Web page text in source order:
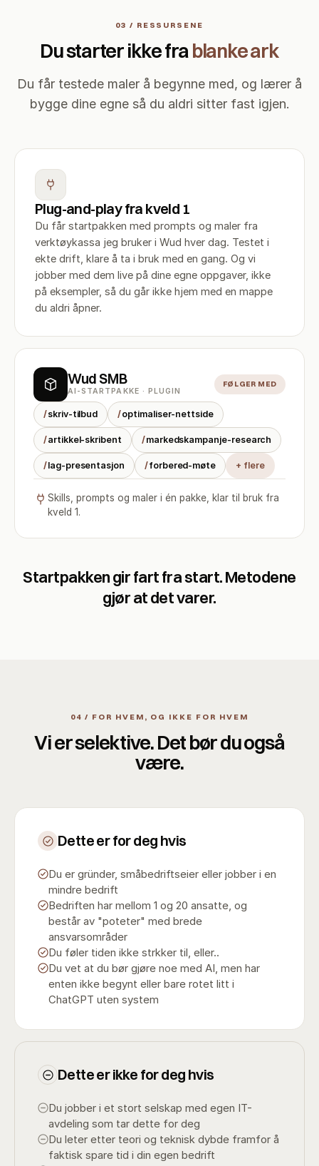
03 / RESSURSENE
Du starter ikke frablanke ark
Du får testede maler å begynne med, og lærer å
bygge dine egne så du aldri sitter fast igjen.
Plug-and-play fra kveld 1
Du får startpakken med prompts og maler fra
verktøykassa jeg bruker i Wud hver dag. Testet i
ekte drift, klare å ta i bruk med en gang. Og vi
jobber med dem live på dine egne oppgaver, ikke
på eksempler, så du går ikke hjem med en mappe
du aldri åpner.
Wud SMB
AI-STARTPAKKE · PLUGIN
FØLGER MED
/skriv-tilbud /optimaliser-nettside
/artikkel-skribent /markedskampanje-research
/lag-presentasjon /forbered-møte + flere
Skills, prompts og maler i én pakke, klar til bruk fra
kveld 1.
Startpakken gir fart fra start. Metodene
gjør at det varer.
04 / FOR HVEM, OG IKKE FOR HVEM
Vi er selektive. Det bør du også
være.
Dette er for deg hvis
Du er gründer, småbedriftseier eller jobber i en
mindre bedrift
Bedriften har mellom 1 og 20 ansatte, og
består av "poteter" med brede
ansvarsområder
Du føler tiden ikke strkker til, eller..
Du vet at du bør gjøre noe med AI, men har
enten ikke begynt eller bare rotet litt i
ChatGPT uten system
Dette er ikke for deg hvis
Du jobber i et stort selskap med egen IT-
avdeling som tar dette for deg
Du leter etter teori og teknisk dybde framfor å
faktisk spare tid i din egen bedrift